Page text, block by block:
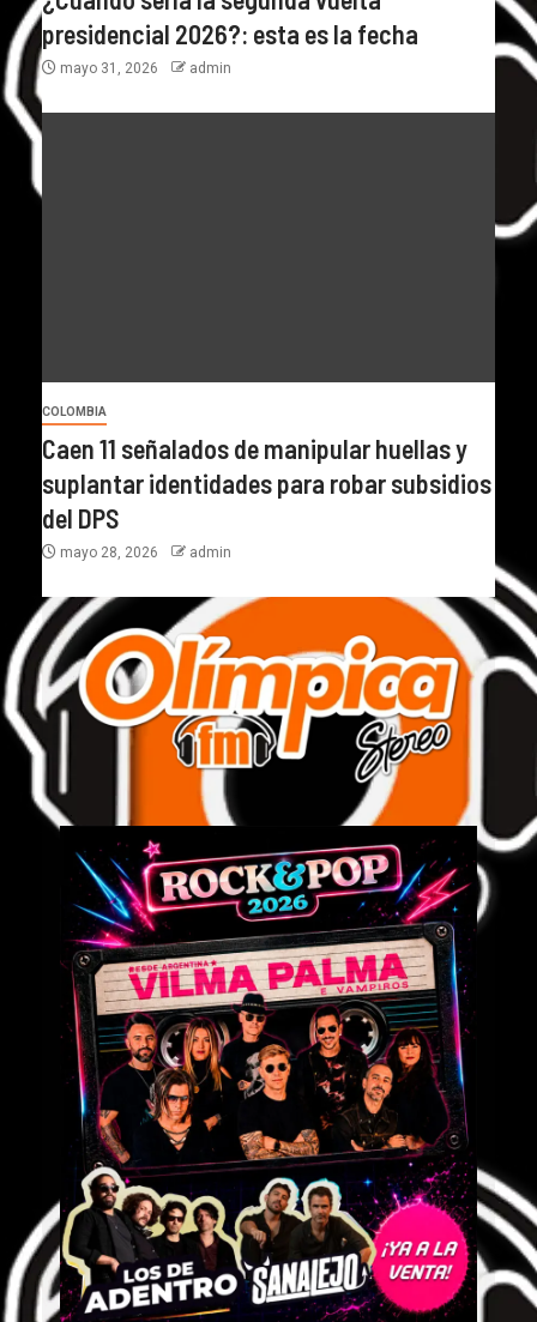
presidencial 2026?: esta es la fecha
mayo 31, 2026 admin
COLOMBIA
Caen 11 señalados de manipular huellas y
suplantar identidades para robar subsidios
del DPS
mayo 28, 2026 admin